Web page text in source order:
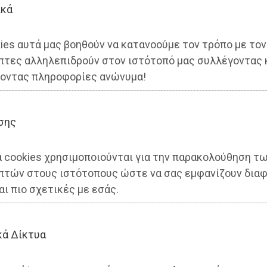
αυτά μας βοηθούν να κατανοούμε τον τρόπο με τον
αλληλεπιδρούν στον ιστότοπό μας συλλέγοντας
πληροφορίες ανώνυμα!
cookies χρησιμοποιούνται για την παρακολούθηση
στους ιστότοπους ώστε να σας εμφανίζουν
πιο σχετικές με εσάς.
Δίκτυα
ηλεκτρικά ποδήλατα για
και επισκεπτών